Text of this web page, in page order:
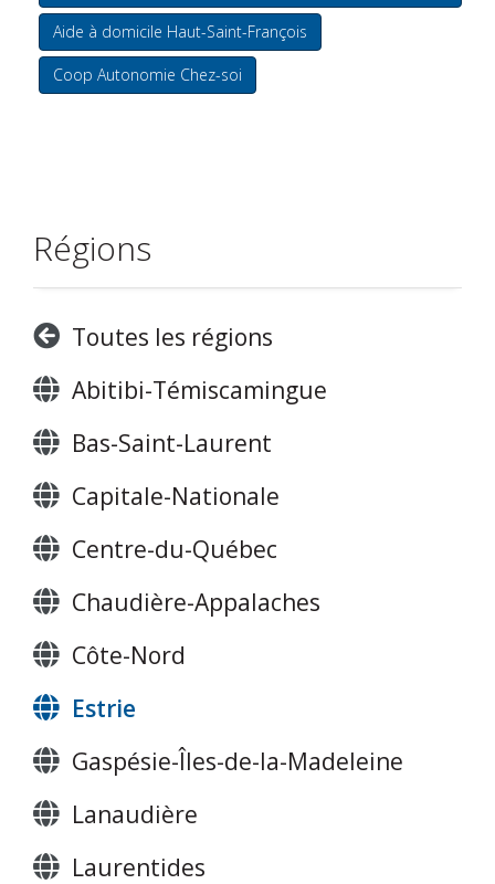
Aide à domicile Haut-Saint-François
Coop Autonomie Chez-soi
Régions
Toutes les régions
Abitibi-Témiscamingue
Bas-Saint-Laurent
Capitale-Nationale
Centre-du-Québec
Chaudière-Appalaches
Côte-Nord
Estrie
Gaspésie-Îles-de-la-Madeleine
Lanaudière
Laurentides